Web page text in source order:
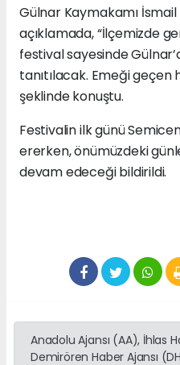
Gülnar Kaymakamı İsmail
açıklamada, “İlçemizde
festival sayesinde
tanıtılacak. Emeği
şeklinde konuştu.
Festivalin ilk günü
ererken, önümüzdeki
devam edeceği bildirildi.
Anadolu Ajansı (AA), İhlas
Demirören Haber Ajansı